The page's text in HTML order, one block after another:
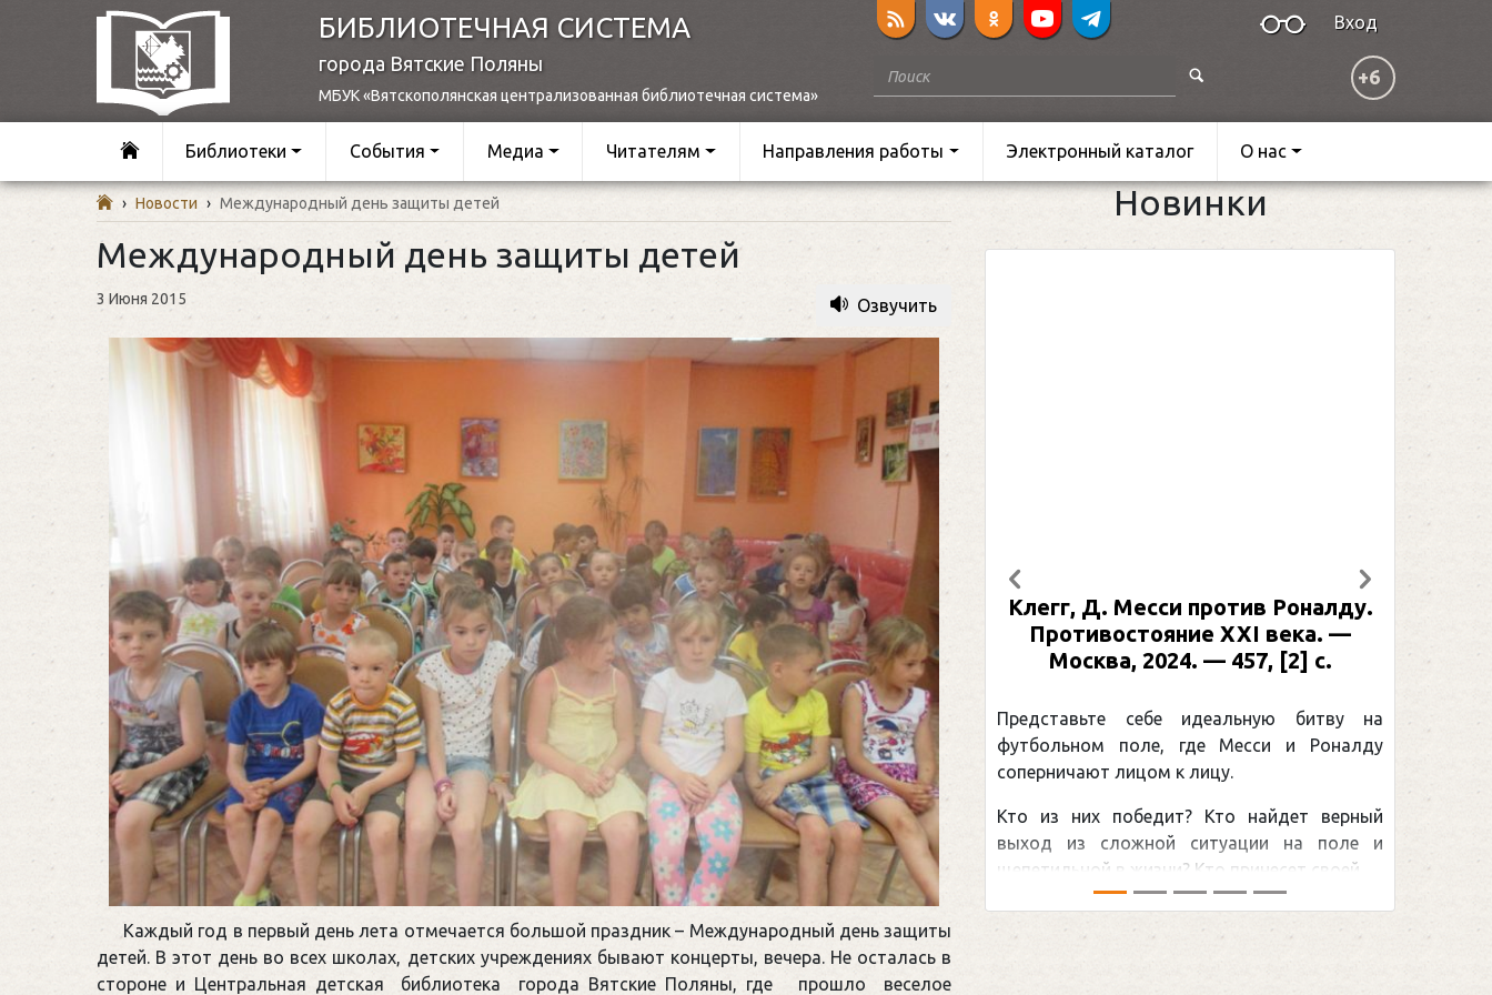
БИБЛИОТЕЧНАЯ СИСТЕМА
города Вятские Поляны
МБУК «Вятскополянская централизованная библиотечная система»
Вход
+6
Библиотеки События Медиа Читателям Направления работы Электронный каталог О нас
› Новости › Международный день защиты детей
Международный день защиты детей
3 Июня 2015 Озвучить
Каждый год в первый день лета отмечается большой праздник – Международный день защиты
детей. В этот день во всех школах, детских учреждениях бывают концерты, вечера. Не осталась в
стороне и Центральная детская библиотека города Вятские Поляны, где прошло веселое
Новинки
Клегг, Д. Месси против Роналду.
Противостояние XXI века. —
Москва, 2024. — 457, [2] с.
Представьте себе идеальную битву на
футбольном поле, где Месси и Роналду
соперничают лицом к лицу.
Кто из них победит? Кто найдет верный
выход из сложной ситуации на поле и
щепетильной в жизни? Кто принесет своей ...
Предыдущий Следующий